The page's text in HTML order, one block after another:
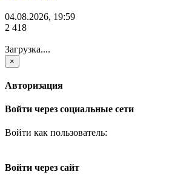
04.08.2026, 19:59
2 418
Загрузка....
×
Авторизация
Войти через социальные сети
Войти как пользователь:
Войти через сайт